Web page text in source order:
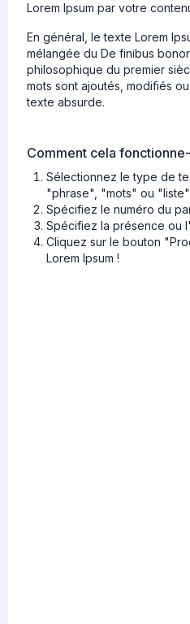
Lorem Ipsum par votre
En général, le texte Lorem
mélangée du De finibus
philosophique du premier
mots sont ajoutés, modifiés
texte absurde.
Comment cela
Sélectionnez le type de
"phrase", "mots" ou
Spécifiez le numéro du
Spécifiez la présence ou
Cliquez sur le bouton
Lorem Ipsum !